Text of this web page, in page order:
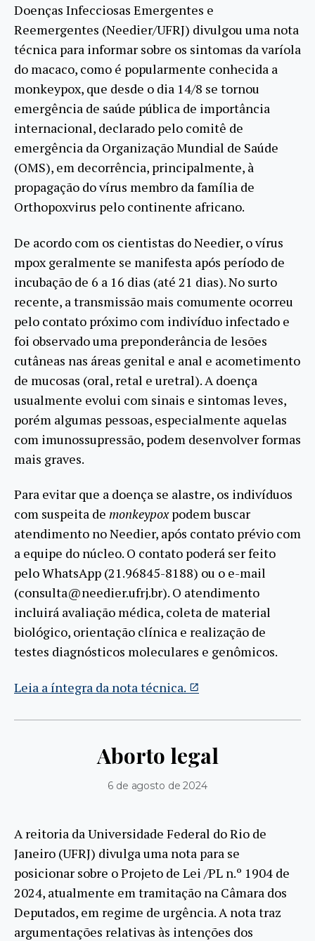
Doenças Infecciosas Emergentes e
Reemergentes (Needier/UFRJ) divulgou uma nota
técnica para informar sobre os sintomas da varíola
do macaco, como é popularmente conhecida a
monkeypox, que desde o dia 14/8 se tornou
emergência de saúde pública de importância
internacional, declarado pelo comitê de
emergência da Organização Mundial de Saúde
(OMS), em decorrência, principalmente, à
propagação do vírus membro da família de
Orthopoxvirus pelo continente africano.
De acordo com os cientistas do Needier, o vírus
mpox geralmente se manifesta após período de
incubação de 6 a 16 dias (até 21 dias). No surto
recente, a transmissão mais comumente ocorreu
pelo contato próximo com indivíduo infectado e
foi observado uma preponderância de lesões
cutâneas nas áreas genital e anal e acometimento
de mucosas (oral, retal e uretral). A doença
usualmente evolui com sinais e sintomas leves,
porém algumas pessoas, especialmente aquelas
com imunossupressão, podem desenvolver formas
mais graves.
Para evitar que a doença se alastre, os indivíduos
com suspeita de monkeypoxpodem buscar
atendimento no Needier, após contato prévio com
a equipe do núcleo. O contato poderá ser feito
pelo WhatsApp (21.96845-8188) ou o e-mail
(consulta@needier.ufrj.br). O atendimento
incluirá avaliação médica, coleta de material
biológico, orientação clínica e realização de
testes diagnósticos moleculares e genômicos.
Leia a íntegra da nota técnica.
Aborto legal
6 de agosto de 2024
A reitoria da Universidade Federal do Rio de
Janeiro (UFRJ) divulga uma nota para se
posicionar sobre o Projeto de Lei /PL n.º 1904 de
2024, atualmente em tramitação na Câmara dos
Deputados, em regime de urgência. A nota traz
argumentações relativas às intenções dos